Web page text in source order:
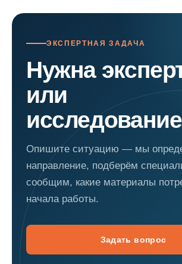
ЭКСПЕРТНАЯ ЗАДАЧА
Нужна
или
Опишите ситуацию — мы
направление, подберём
сообщим, какие материалы
начала работы.
Задать вопрос